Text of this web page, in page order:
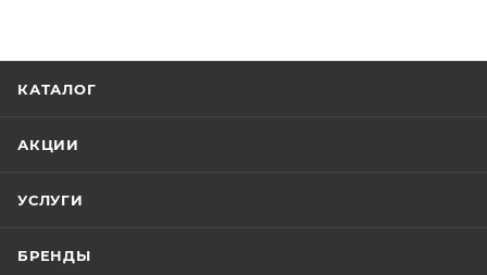
КАТАЛОГ
АКЦИИ
УСЛУГИ
БРЕНДЫ